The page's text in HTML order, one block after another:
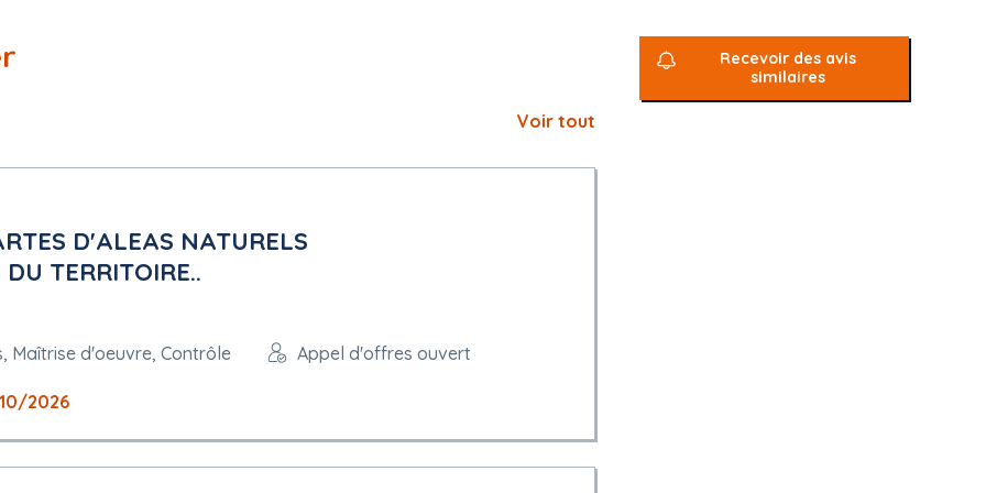
de l'exécution du marché doivent être mentionnés : Exigence dans l'offre
Voir tout
D'ALEAS NATURELS
TERRITOIRE..
Maîtrise d'oeuvre, Contrôle Appel d'offres ouvert
2026
Recevoir des avis
similaires